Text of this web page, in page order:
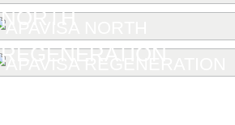
NORTH
REGENERATION